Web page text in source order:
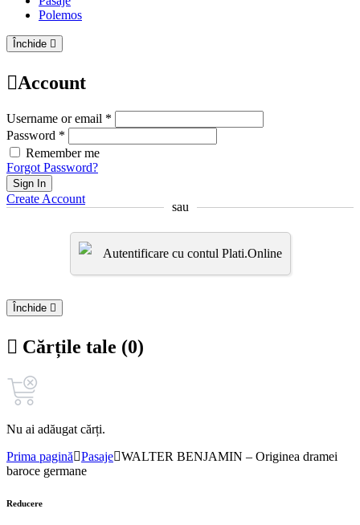
Polemos
Închide
Account
Username or email *
Password *
Remember me
Forgot Password?
Sign In
Create Account
sau
Autentificare cu contul Plati.Online
Închide
Cărțile tale (0)
Nu ai adăugat cărți.
Prima pagină
Pasaje WALTER BENJAMIN – Originea dramei
baroce germane
Reducere